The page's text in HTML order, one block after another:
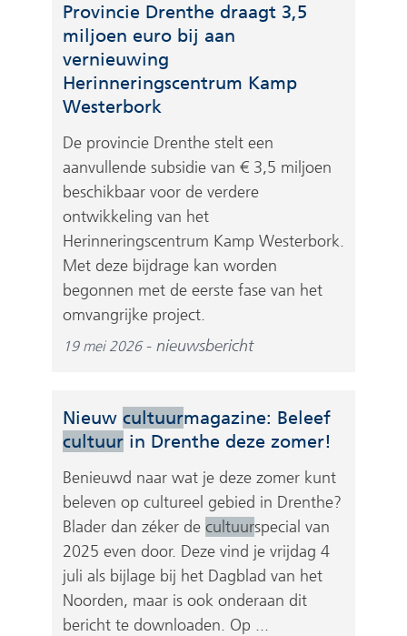
Provincie Drenthe draagt 3,5
miljoen euro bij aan
vernieuwing
Herinneringscentrum Kamp
Westerbork
De provincie Drenthe stelt een
aanvullende subsidie van € 3,5 miljoen
beschikbaar voor de verdere
ontwikkeling van het
Herinneringscentrum Kamp Westerbork.
Met deze bijdrage kan worden
begonnen met de eerste fase van het
omvangrijke project.
19 mei 2026 nieuwsbericht
Nieuw cultuurmagazine: Beleef
cultuurin Drenthe deze zomer!
Benieuwd naar wat je deze zomer kunt
beleven op cultureel gebied in Drenthe?
Blader dan zéker de cultuurspecial van
2025 even door. Deze vind je vrijdag 4
juli als bijlage bij het Dagblad van het
Noorden, maar is ook onderaan dit
bericht te downloaden. Op ...